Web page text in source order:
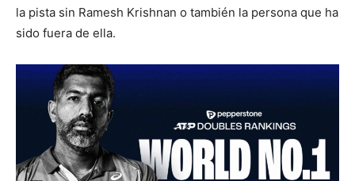
la pista sin Ramesh Krishnan o también la persona que ha
sido fuera de ella.